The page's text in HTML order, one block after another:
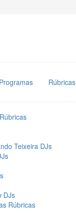
Programas Rúbricas
Rúbricas
Teixeira DJs
DJs
Rúbricas